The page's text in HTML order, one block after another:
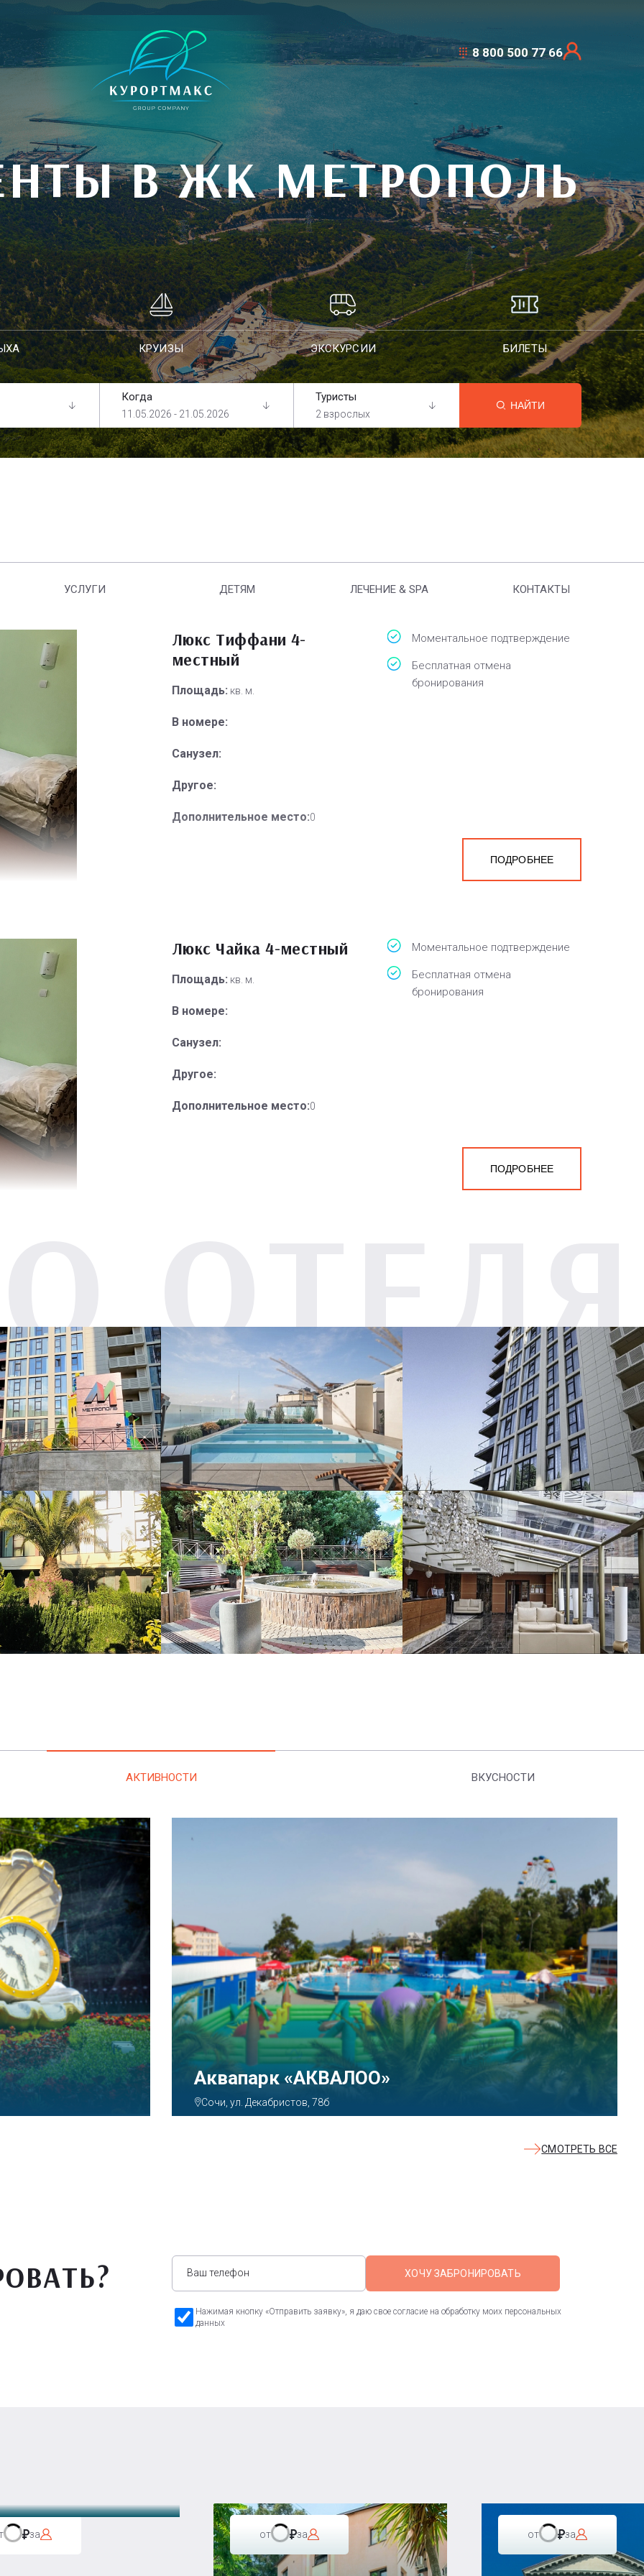
8 800 500 77 66
В ЖК МЕТРОПОЛЬ
КРУИЗЫ ЭКСКУРСИИ БИЛЕТЫ
Когда
11.05.2026 - 21.05.2026
Туристы
2 взрослых
НАЙТИ
УСЛУГИ ДЕТЯМ ЛЕЧЕНИЕ & SPA КОНТАКТЫ
Люкс Тиффани 4-
местный
Площадь: кв. м.
В номере:
Санузел:
Другое:
Дополнительное место:0
Моментальное подтверждение
Бесплатная отмена
бронирования
ПОДРОБНЕЕ
Люкс Чайка 4-местный
Площадь: кв. м.
В номере:
Санузел:
Другое:
Дополнительное место:0
Моментальное подтверждение
Бесплатная отмена
бронирования
ПОДРОБНЕЕ
ОТЕЛЯ
АКТИВНОСТИ ВКУСНОСТИ
Аквапарк «АКВАЛОО»
Сочи, ул. Декабристов, 78б
СМОТРЕТЬ ВСЕ
ХОЧУ ЗАБРОНИРОВАТЬ
Нажимая кнопку «Отправить заявку», я даю свое согласие на обработку моих персональных
данных
за от за от за